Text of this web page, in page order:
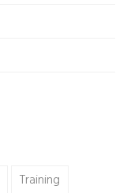
Training